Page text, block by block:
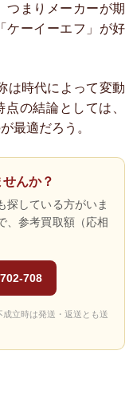
つまりメーカーが期
ケーイーエフ」が好
は時代によって変動
の結論としては、
最適だろう。
んか？
探している方がいま
、参考買取額（応相
708
立時は発送・返送とも送